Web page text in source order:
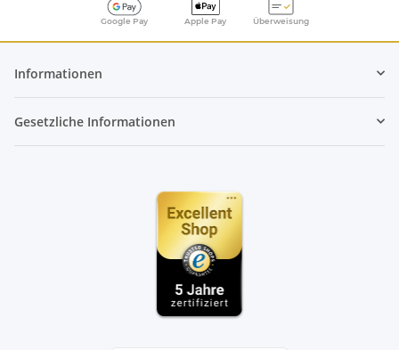
Google Pay Apple Pay Überweisung
Informationen
Gesetzliche Informationen